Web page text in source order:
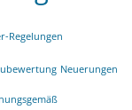
Regelungen
Neuerungen